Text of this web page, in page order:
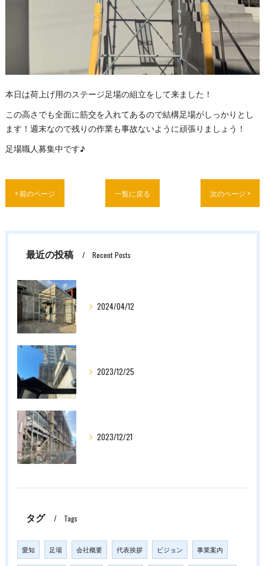
本日は荷上げ用のステージ足場の組立をして来ました！
この高さでも全面に筋交を入れてあるので結構足場がしっかりとし
ます！週末なので残りの作業も事故ないように頑張りましょう！
足場職人募集中です♪
< 前のページ 一覧に戻る 次のページ >
最近の投稿 Recent Posts
2024/04/12
2023/12/25
2023/12/21
タグ Tags
愛知 足場 会社概要 代表挨拶 ビジョン 事業案内